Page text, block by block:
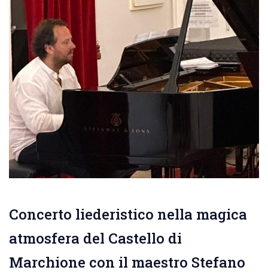
Concerto liederistico nella magica
atmosfera del Castello di
Marchione con il maestro Stefano